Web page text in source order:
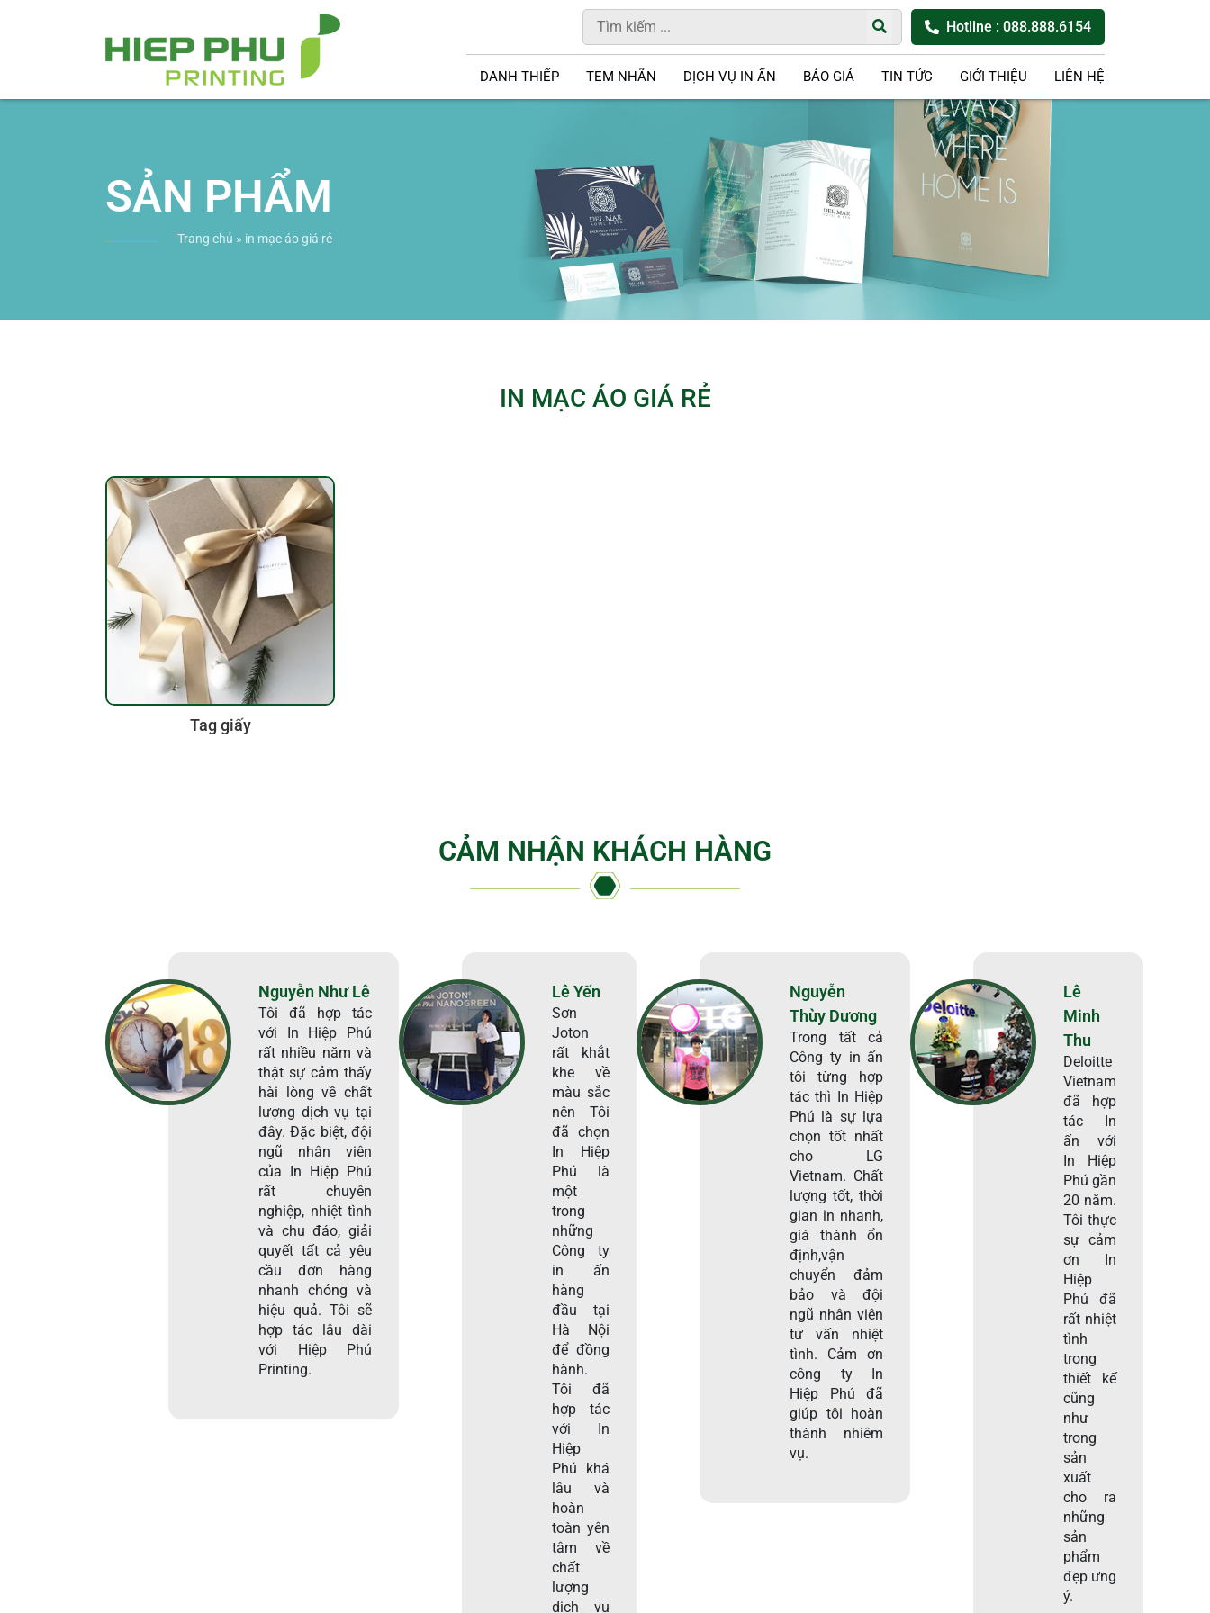
Hotline : 088.888.6154
DANH THIẾP TEM NHÃN DỊCH VỤ IN ẤN BÁO GIÁ TIN TỨC GIỚI THIỆU LIÊN HỆ
SẢN PHẨM
Trang chủ » in mạc áo giá rẻ
IN MẠC ÁO GIÁ RẺ
Tag giấy
CẢM NHẬN KHÁCH HÀNG
Nguyễn Như Lê
Tôi đã hợp tác
với In Hiệp Phú
rất nhiều năm và
thật sự cảm thấy
hài lòng về chất
lượng dịch vụ tại
đây. Đặc biệt, đội
ngũ nhân viên
của In Hiệp Phú
rất chuyên
nghiệp, nhiệt tình
và chu đáo, giải
quyết tất cả yêu
cầu đơn hàng
nhanh chóng và
hiệu quả. Tôi sẽ
hợp tác lâu dài
với Hiệp Phú
Printing.
Lê Yến
Sơn
Joton
rất khắt
khe về
màu sắc
nên Tôi
đã chọn
In Hiệp
Phú là
một
trong
những
Công ty
in ấn
hàng
đầu tại
Hà Nội
để đồng
hành.
Tôi đã
hợp tác
với In
Hiệp
Phú khá
lâu và
hoàn
toàn yên
tâm về
chất
lượng
dịch vụ
Nguyễn
Thùy Dương
Trong tất cả
Công ty in ấn
tôi từng hợp
tác thì In Hiệp
Phú là sự lựa
chọn tốt nhất
cho LG
Vietnam. Chất
lượng tốt, thời
gian in nhanh,
giá thành ổn
định,vận
chuyển đảm
bảo và đội
ngũ nhân viên
tư vấn nhiệt
tình. Cảm ơn
công ty In
Hiệp Phú đã
giúp tôi hoàn
thành nhiêm
vụ.
Lê
Minh
Thu
Deloitte
Vietnam
đã hợp
tác In
ấn với
In Hiệp
Phú gần
20 năm.
Tôi thực
sự cảm
ơn In
Hiệp
Phú đã
rất nhiệt
tình
trong
thiết kế
cũng
như
trong
sản
xuất
cho ra
những
sản
phẩm
đẹp ưng
ý.